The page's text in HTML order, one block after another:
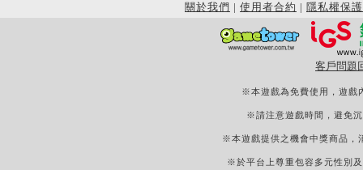
關於我們 | 使用者合約 | 隱私權保護
客戶問題
※本遊戲為免費使用，遊戲
※請注意遊戲時間，避免
※本遊戲提供之機會中獎商品，
※於平台上尊重包容多元性別